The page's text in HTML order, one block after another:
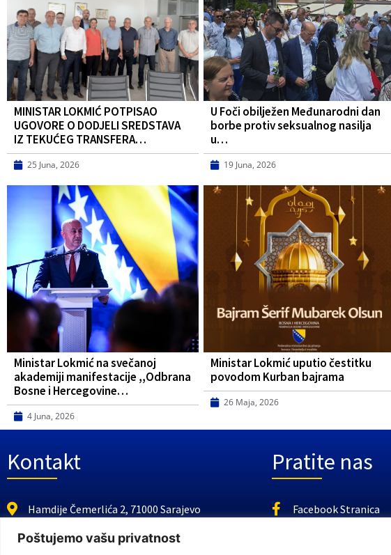
Poštujemo vašu privatnost
MINISTAR LOKMIĆ POTPISAO
UGOVORE O DODJELI SREDSTAVA
IZ TEKUĆEG TRANSFERA…
25 Juna, 2026
U Foči obilježen Međunarodni dan
borbe protiv seksualnog nasilja
u…
19 Juna, 2026
Ministar Lokmić na svečanoj
akademiji manifestacije ,,Odbrana
Bosne i Hercegovine…
4 Juna, 2026
Ministar Lokmić uputio čestitku
povodom Kurban bajrama
26 Maja, 2026
Kontakt
Hamdije Čemerlića 2, 71000 Sarajevo
https://fmbi.gov.ba
Pratite nas
Facebook Stranica